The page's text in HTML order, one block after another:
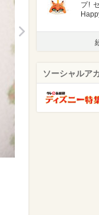
>
プ!
ソーシャルア